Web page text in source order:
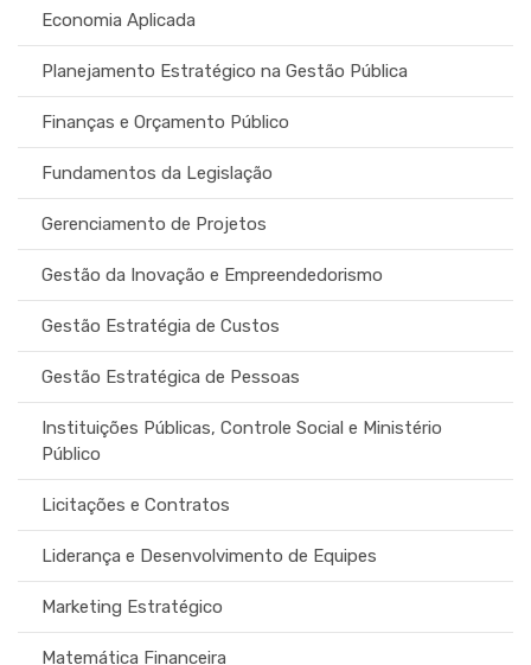
Economia Aplicada
Planejamento Estratégico na Gestão Pública
Finanças e Orçamento Público
Fundamentos da Legislação
Gerenciamento de Projetos
Gestão da Inovação e Empreendedorismo
Gestão Estratégia de Custos
Gestão Estratégica de Pessoas
Instituições Públicas, Controle Social e Ministério
Público
Licitações e Contratos
Liderança e Desenvolvimento de Equipes
Marketing Estratégico
Matemática Financeira